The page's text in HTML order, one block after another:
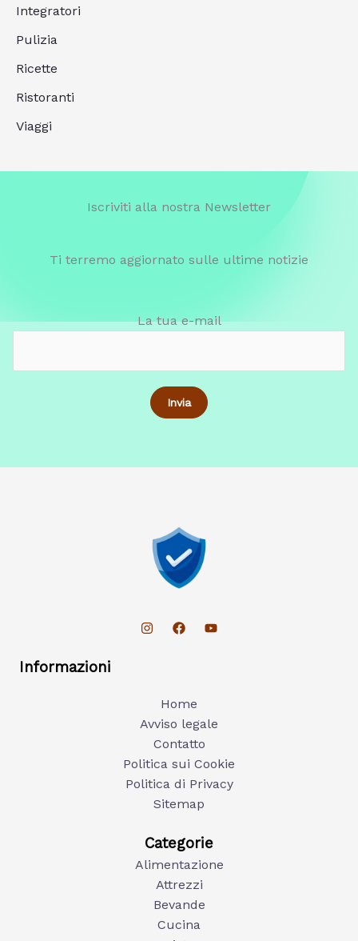
Integratori
Pulizia
Ricette
Ristoranti
Viaggi
Iscriviti alla nostra Newsletter
Ti terremo aggiornato sulle ultime notizie
La tua e-mail
Informazioni
Home
Avviso legale
Contatto
Politica sui Cookie
Politica di Privacy
Sitemap
Categorie
Alimentazione
Attrezzi
Bevande
Cucina